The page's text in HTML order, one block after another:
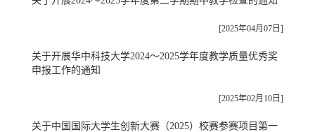
[2025年04月07日]
关于开展华中科技大学2024～2025学年度教学质量优秀奖
申报工作的通知
[2025年02月10日]
关于中国国际大学生创新大赛（2025）校赛参赛项目第一